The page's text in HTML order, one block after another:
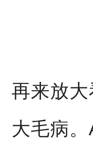
再来放
大毛病